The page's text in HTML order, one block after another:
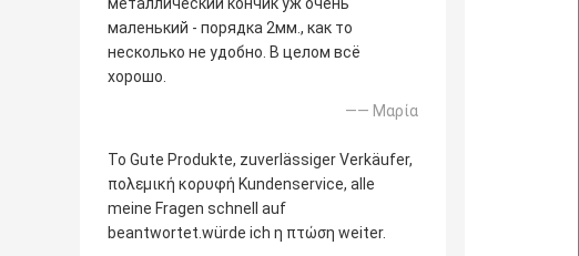
маленький - порядка 2мм., как то
несколько не удобно. В целом всё
хорошо.
—— Μαρία
Το Gute Produkte, zuverlässiger Verkäufer,
πολεμική κορυφή Kundenservice, alle
meine Fragen schnell auf
beantwortet.würde ich η πτώση weiter.